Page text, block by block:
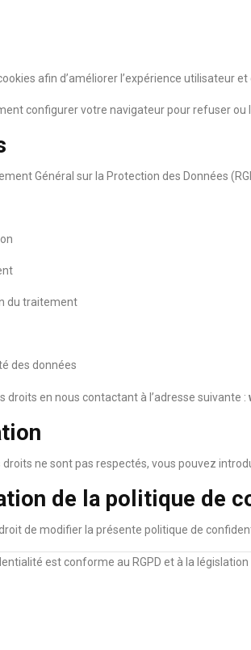
afin d’améliorer l’expérience utilisateur
configurer votre navigateur pour refuser ou
Général sur la Protection des Données
du traitement
des données
droits en nous contactant à l’adresse suivante :
ne sont pas respectés, vous pouvez
de la politique de
de modifier la présente politique de
est conforme au RGPD et à la